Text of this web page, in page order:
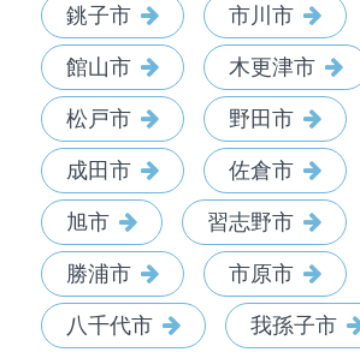
銚子市 市川市
館山市 木更津市
松戸市 野田市
成田市 佐倉市
旭市 習志野市
勝浦市 市原市
八千代市 我孫子市